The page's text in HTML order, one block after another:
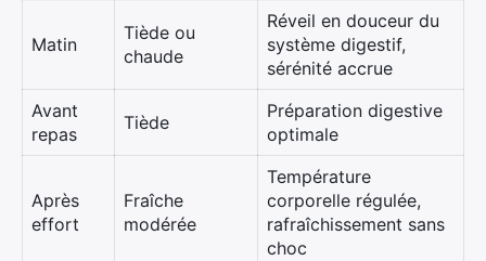
Matin
Tiède ou
chaude
Réveil en douceur du
système digestif,
sérénité accrue
Avant
repas
Tiède
Préparation digestive
optimale
Après
effort
Fraîche
modérée
Température
corporelle régulée,
rafraîchissement sans
choc